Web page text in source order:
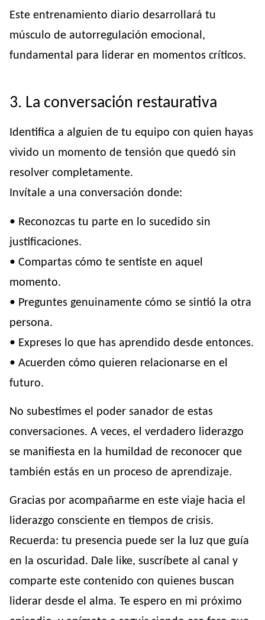
Este entrenamiento diario desarrollará tu
músculo de autorregulación emocional,
fundamental para liderar en momentos críticos.
3. La conversación restaurativa
Identifica a alguien de tu equipo con quien hayas
vivido un momento de tensión que quedó sin
resolver completamente.
Invítale a una conversación donde:
• Reconozcas tu parte en lo sucedido sin
justificaciones.
• Compartas cómo te sentiste en aquel
momento.
• Preguntes genuinamente cómo se sintió la otra
persona.
• Expreses lo que has aprendido desde entonces.
• Acuerden cómo quieren relacionarse en el
futuro.
No subestimes el poder sanador de estas
conversaciones. A veces, el verdadero liderazgo
se manifiesta en la humildad de reconocer que
también estás en un proceso de aprendizaje.
Gracias por acompañarme en este viaje hacia el
liderazgo consciente en tiempos de crisis.
Recuerda: tu presencia puede ser la luz que guía
en la oscuridad. Dale like, suscríbete al canal y
comparte este contenido con quienes buscan
liderar desde el alma. Te espero en mi próximo